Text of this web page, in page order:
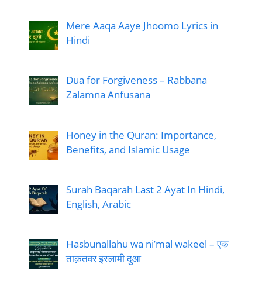
Mere Aaqa Aaye Jhoomo Lyrics in
Hindi
Dua for Forgiveness – Rabbana
Zalamna Anfusana
Honey in the Quran: Importance,
Benefits, and Islamic Usage
Surah Baqarah Last 2 Ayat In Hindi,
English, Arabic
Hasbunallahu wa ni’mal wakeel – एक
ताक़तवर इस्लामी दुआ